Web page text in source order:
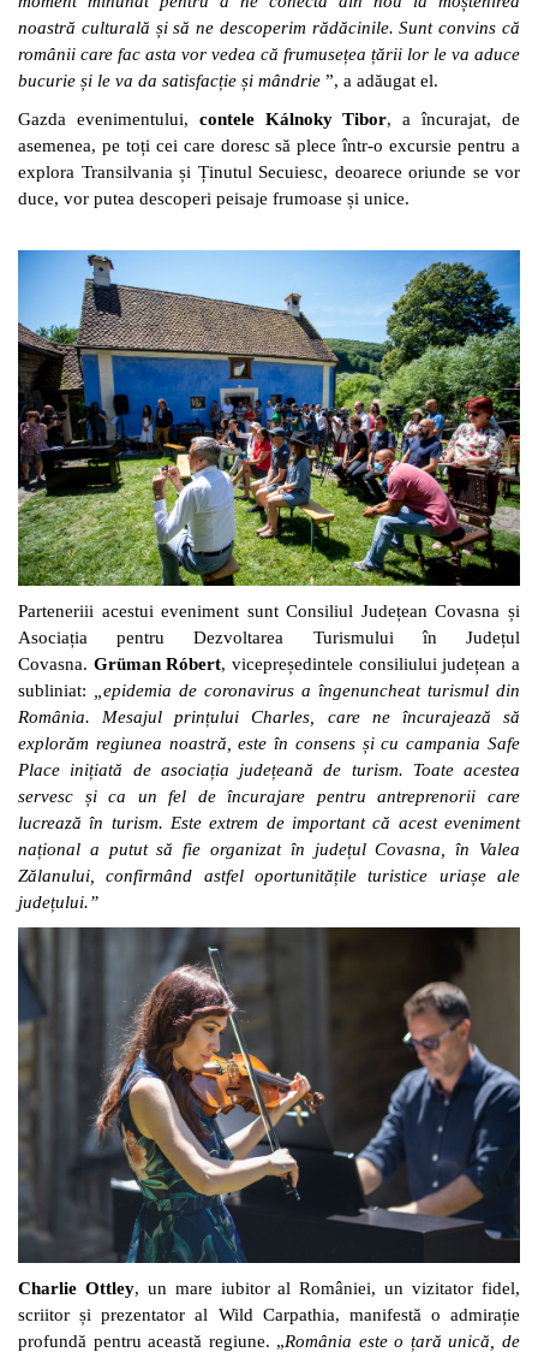
noastră culturală și să ne descoperim rădăcinile. Sunt convins că
românii care fac asta vor vedea că frumusețea țării lor le va aduce
bucurie și le va da satisfacție și mândrie ”, a adăugat el.
Gazda evenimentului, contele Kálnoky Tibor, a încurajat, de
asemenea, pe toți cei care doresc să plece într-o excursie pentru a
explora Transilvania și Ținutul Secuiesc, deoarece oriunde se vor
duce, vor putea descoperi peisaje frumoase și unice.
Parteneriii acestui eveniment sunt Consiliul Județean Covasna și
Asociația pentru Dezvoltarea Turismului în Județul
Covasna. Grüman Róbert, vicepreședintele consiliului județean a
subliniat:
„epidemia de coronavirus a îngenuncheat turismul din
România. Mesajul prințului Charles, care ne încurajează să
explorăm regiunea noastră, este în consens și cu campania Safe
Place inițiată de asociația județeană de turism. Toate acestea
servesc și ca un fel de încurajare pentru antreprenorii care
lucrează în turism. Este extrem de important că acest eveniment
național a putut să fie organizat în județul Covasna, în Valea
Zălanului, confirmând astfel oportunitățile turistice uriașe ale
județului.”
Charlie Ottley, un mare iubitor al României, un vizitator fidel,
scriitor și prezentator al Wild Carpathia, manifestă o admirație
profundă pentru această regiune. „România este o țară unică, de